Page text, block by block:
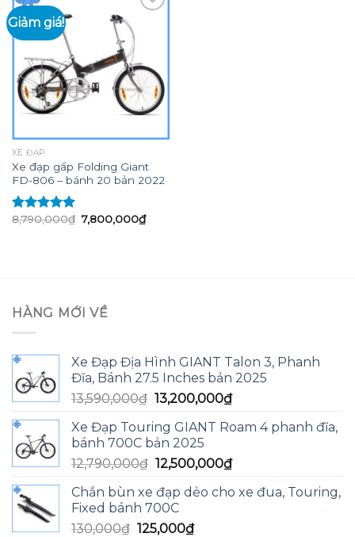
Giảm giá!
Add to
wishlist
XE ĐẠP
Xe đạp gấp Folding Giant
FD-806 – bánh 20 bản 2022
Được xếp
8,790,000₫ Giá
gốc
7,800,000₫Giá
hiện
HÀNG MỚI VỀ
Xe Đạp Địa Hình GIANT Talon 3, Phanh
Đĩa, Bánh 27.5 Inches bản 2025
13,590,000₫ Giá
là:
13,590,000₫.
13,200,000₫Giá
tại
13,200,000₫.
Xe Đạp Touring GIANT Roam 4 phanh đĩa,
bánh 700C bản 2025
12,790,000₫ Giá
là:
12,790,000₫.
12,500,000₫Giá
tại
Chắn bùn xe đạp dẻo cho xe đua, Touring,
Fixed bánh 700C
130,000₫ Giá
125,000₫Giá